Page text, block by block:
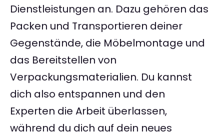
Dienstleistungen an. Dazu gehören das
Packen und Transportieren deiner
Gegenstände, die Möbelmontage und
das Bereitstellen von
Verpackungsmaterialien. Du kannst
dich also entspannen und den
Experten die Arbeit überlassen,
während du dich auf dein neues